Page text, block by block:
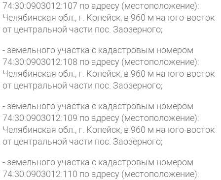
74:30:0903012:107 по адресу (местоположение):
Челябинская обл., г. Копейск, в 960 м на юго-восток
от центральной части пос. Заозерного;
- земельного участка с кадастровым номером
74:30:0903012:108 по адресу (местоположение):
Челябинская обл., г. Копейск, в 960 м на юго-восток
от центральной части пос. Заозерного;
- земельного участка с кадастровым номером
74:30:0903012:109 по адресу (местоположение):
Челябинская обл., г. Копейск, в 960 м на юго-восток
от центральной части пос. Заозерного;
- земельного участка с кадастровым номером
74:30:0903012:110 по адресу (местоположение):